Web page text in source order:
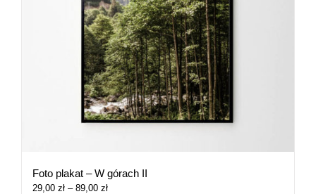
Foto plakat – W górach II
29,00 zł – 89,00 złZakres